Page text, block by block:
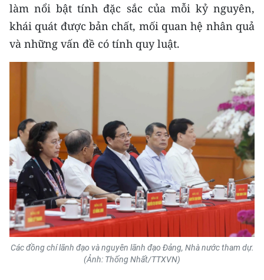
làm nổi bật tính đặc sắc của mỗi kỷ nguyên,
khái quát được bản chất, mối quan hệ nhân quả
và những vấn đề có tính quy luật.
Các đồng chí lãnh đạo và nguyên lãnh đạo Đảng, Nhà nước tham dự.
(Ảnh: Thống Nhất/TTXVN)